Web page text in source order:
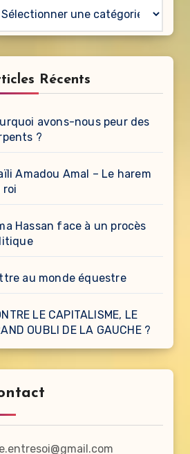
Récents
avons-nous peur des
?
Amadou Amal – Le harem
roi
Hassan face à un procès
au monde équestre
LE CAPITALISME, LE
OUBLI DE LA GAUCHE ?